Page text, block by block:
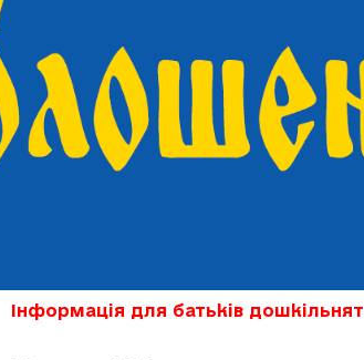
Інформація для батьків дошкільнят